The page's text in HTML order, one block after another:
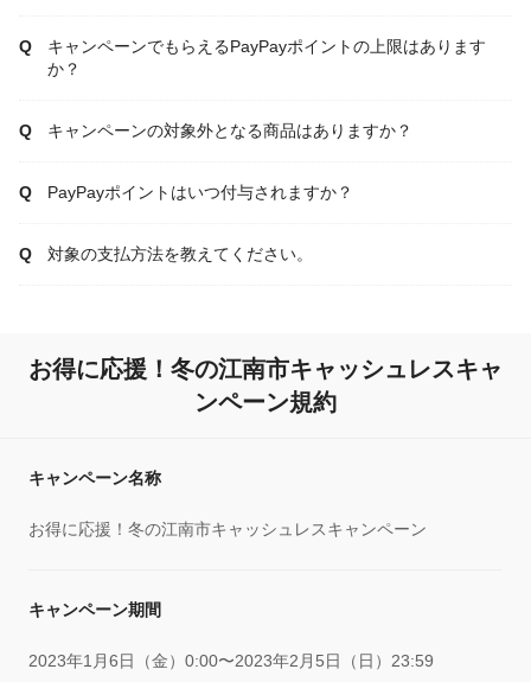
キャンペーンでもらえるPayPayポイントの上限はあります
か？
キャンペーンの対象外となる商品はありますか？
PayPayポイントはいつ付与されますか？
対象の支払方法を教えてください。
お得に応援！冬の江南市キャッシュレスキャ
ンペーン規約
キャンペーン名称
お得に応援！冬の江南市キャッシュレスキャンペーン
キャンペーン期間
2023年1月6日（金）0:00〜2023年2月5日（日）23:59